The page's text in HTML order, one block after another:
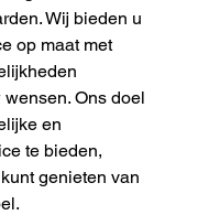
Wij bieden u
op maat met
Ons doel
en
te bieden,
genieten van